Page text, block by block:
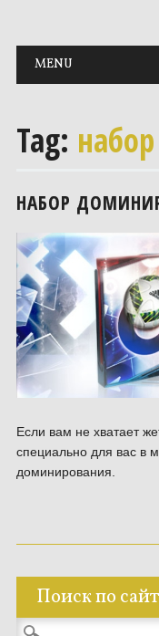
Main
Skip to content
MENU
Tag:
НАБОР
Если вам не хватает
специально для вас в
доминирования.
Поиск по
Найти: